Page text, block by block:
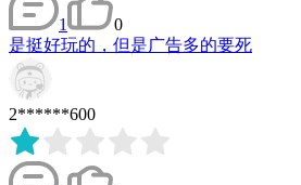
1
0
是挺好玩的，但是广告多的要死
2******600